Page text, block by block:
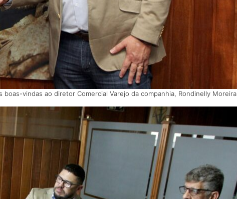
vindas ao diretor Comercial Varejo da companhia, Rondinelly Moreira